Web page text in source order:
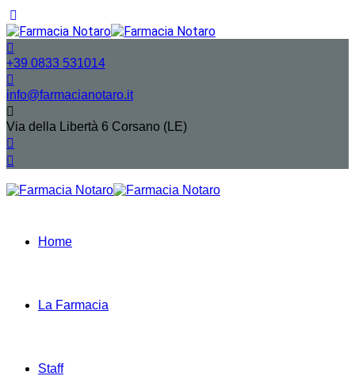
+39 0833 531014
info@farmacianotaro.it
Via della Libertà 6 Corsano (LE)
Home
La Farmacia
Staff